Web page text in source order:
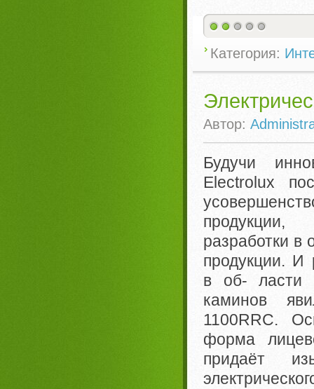
Категория:
Автор:
Будучи
Electrolux
продукции,
разработки в
продукции. И
в об- ласти
каминов
1100RRC.
форма
придаёт